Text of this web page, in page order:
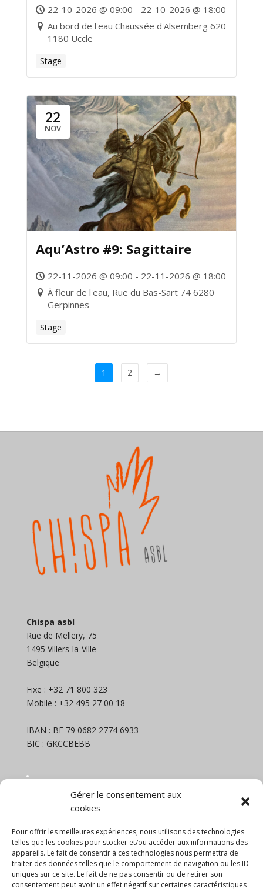
Gérer le consentement aux
cookies
Pour offrir les meilleures expériences, nous utilisons des technologies
telles que les cookies pour stocker et/ou accéder aux informations des
appareils. Le fait de consentir à ces technologies nous permettra de
traiter des données telles que le comportement de navigation ou les ID
uniques sur ce site. Le fait de ne pas consentir ou de retirer son
consentement peut avoir un effet négatif sur certaines caractéristiques
22-10-2026 @ 09:00 - 22-10-2026 @ 18:00
Au bord de l'eau Chaussée d'Alsemberg 620
1180 Uccle
Stage
22
NOV
Aqu’Astro #9: Sagittaire
22-11-2026 @ 09:00 - 22-11-2026 @ 18:00
À fleur de l'eau, Rue du Bas-Sart 74 6280
Gerpinnes
Stage
1 2 →
Chispa asbl
Rue de Mellery, 75
1495 Villers-la-Ville
Belgique
Fixe : +32 71 800 323
Mobile : +32 495 27 00 18
IBAN : BE 79 0682 2774 6933
BIC : GKCCBEBB
NEWSLETTER
Email
En continuant, vous acceptez la politique de
confidentialité